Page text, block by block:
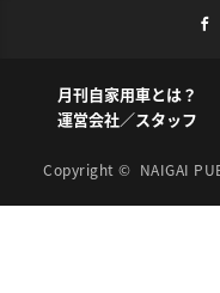
月刊自家用車とは？
運営会社／スタッフ
Copyright © NAIGAI